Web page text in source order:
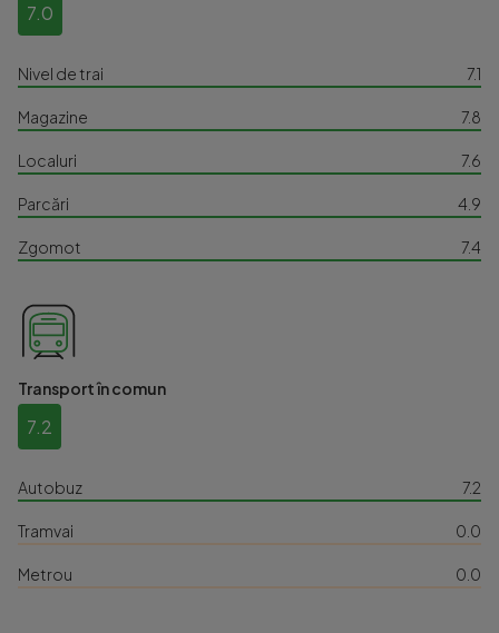
7.0
Nivel de trai 7.1
Magazine 7.8
Localuri 7.6
Parcări 4.9
Zgomot 7.4
Transport în comun
7.2
Autobuz 7.2
Tramvai 0.0
Metrou 0.0